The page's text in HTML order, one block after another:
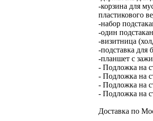
-корзина для
пластикового
-набор
-один
-визитница
-подставка для
-планшет с
- Подложка на
- Подложка на
- Подложка на
- Подложка на
Доставка по